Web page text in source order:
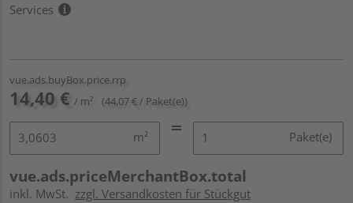
Services
vue.ads.buyBox.price.rrp
14,40 € / m² (44,07 € / Paket(e))
m² Paket(e)
vue.ads.priceMerchantBox.total
inkl. MwSt. zzgl. Versandkosten für Stückgut